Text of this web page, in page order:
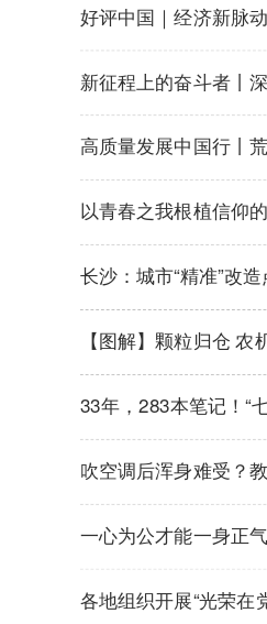
好评中国｜经济新脉
新征程上的奋斗者丨
高质量发展中国行丨
以青春之我根植信仰
长沙：城市“精准”改
【图解】颗粒归仓 农
33年，283本笔记！“
吹空调后浑身难受？
一心为公才能一身正
各地组织开展“光荣在